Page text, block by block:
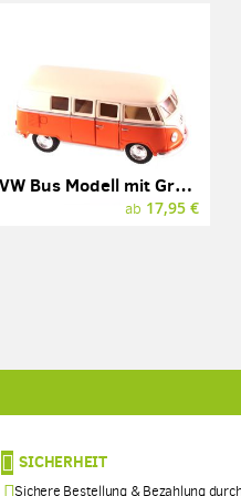
VW Bus Modell mit Gravur, Bulli, diverse Farben
ab 17,95 €
SICHERHEIT
Sichere Bestellung & Bezahlung